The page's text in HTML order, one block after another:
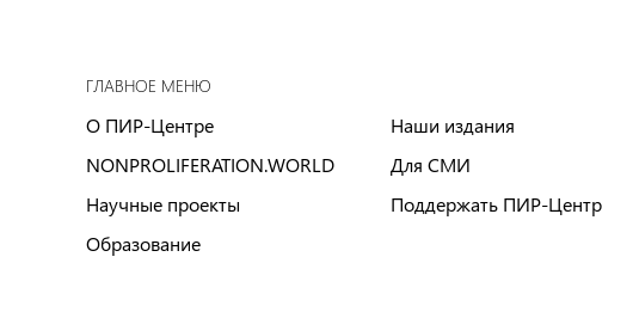
ГЛАВНОЕ МЕНЮ
О ПИР-Центре
NONPROLIFERATION.WORLD
Научные проекты
Образование
Наши издания
Для СМИ
Поддержать ПИР-Центр